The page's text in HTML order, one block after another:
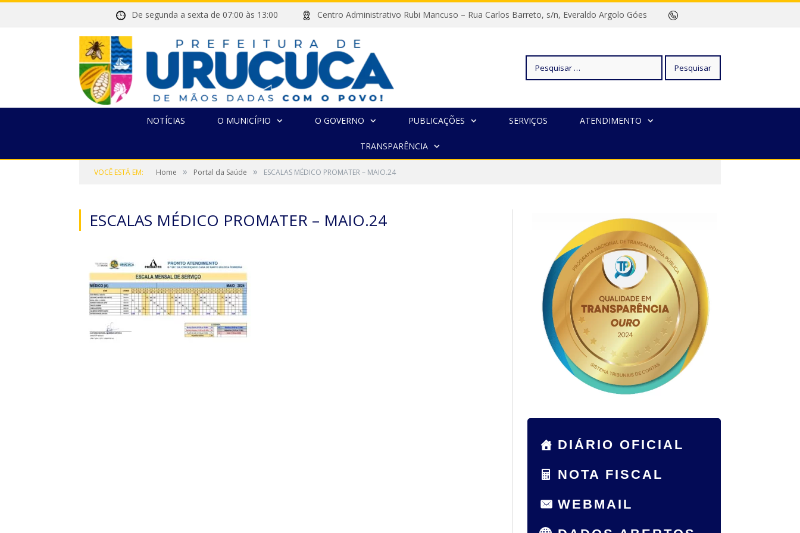
De segunda a sexta de 07:00 às 13:00 Centro Administrativo Rubi Mancuso – Rua Carlos Barreto, s/n, Everaldo Argolo Góes
Pesquisar
NOTÍCIAS O MUNICÍPIO O GOVERNO PUBLICAÇÕES SERVIÇOS ATENDIMENTO
TRANSPARÊNCIA
VOCÊ ESTÁ EM: Home » Portal da Saúde » ESCALAS MÉDICO PROMATER – MAIO.24
ESCALAS MÉDICO PROMATER – MAIO.24
DIÁRIO OFICIAL
NOTA FISCAL
WEBMAIL